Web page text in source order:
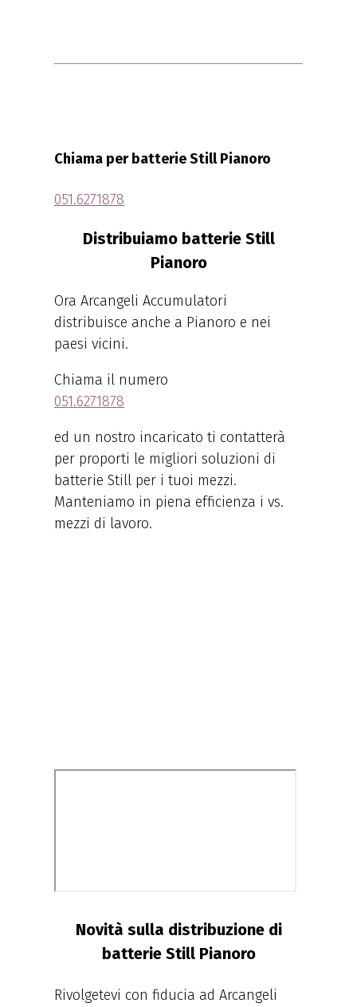
Chiama per batterie Still Pianoro
051.6271878
Distribuiamo batterie Still
Pianoro
Ora Arcangeli Accumulatori
distribuisce anche a Pianoro e nei
paesi vicini.
Chiama il numero
051.6271878
ed un nostro incaricato ti contatterà
per proporti le migliori soluzioni di
batterie Still per i tuoi mezzi.
Manteniamo in piena efficienza i vs.
mezzi di lavoro.
Novità sulla distribuzione di
batterie Still Pianoro
Rivolgetevi con fiducia ad Arcangeli